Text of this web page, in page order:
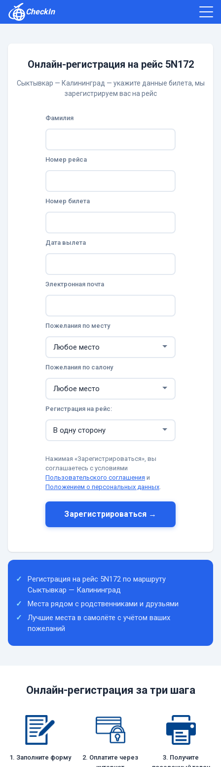
CheckIn
Онлайн-регистрация на рейс 5N172
Сыктывкар — Калининград — укажите данные билета, мы
зарегистрируем вас на рейс
Фамилия
Номер рейса
Номер билета
Дата вылета
Электронная почта
Пожелания по месту
Пожелания по салону
Регистрация на рейс:
Нажимая «Зарегистрироваться», вы
соглашаетесь с условиями
Пользовательского соглашения и
Положением о персональных данных.
Зарегистрироваться →
Регистрация на рейс 5N172 по маршруту
Сыктывкар — Калининград
Места рядом с родственниками и друзьями
Лучшие места в самолёте с учётом ваших
пожеланий
Онлайн-регистрация за три шага
1. Заполните форму
2. Оплатите через
3. Получите